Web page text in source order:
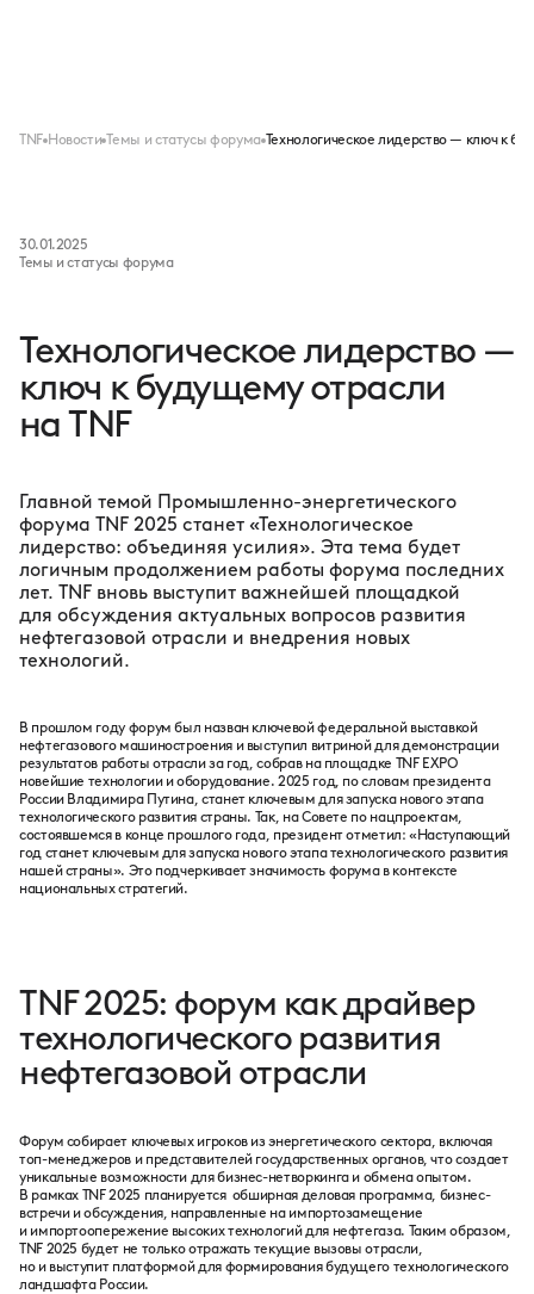
TNF Новости Темы и статусы форума Технологическое лидерство — ключ к
30.01.2025
Темы и статусы форума
Технологическое лидерство —
ключ к будущему отрасли
на TNF
Главной темой Промышленно-энергетического
форума TNF 2025 станет «Технологическое
лидерство: объединяя усилия». Эта тема будет
логичным продолжением работы форума последних
лет. TNF вновь выступит важнейшей площадкой
для обсуждения актуальных вопросов развития
нефтегазовой отрасли и внедрения новых
технологий.
В прошлом году форум был назван ключевой федеральной выставкой
нефтегазового машиностроения и выступил витриной для демонстрации
результатов работы отрасли за год, собрав на площадке TNF EXPO
новейшие технологии и оборудование. 2025 год, по словам президента
России Владимира Путина, станет ключевым для запуска нового этапа
технологического развития страны. Так, на Совете по нацпроектам,
состоявшемся в конце прошлого года, президент отметил: «Наступающий
год станет ключевым для запуска нового этапа технологического развития
нашей страны». Это подчеркивает значимость форума в контексте
национальных стратегий.
TNF 2025: форум как драйвер
технологического развития
нефтегазовой отрасли
Форум собирает ключевых игроков из энергетического сектора, включая
топ-менеджеров и представителей государственных органов, что создает
уникальные возможности для бизнес-нетворкинга и обмена опытом.
В рамках TNF 2025 планируется обширная деловая программа, бизнес-
встречи и обсуждения, направленные на импортозамещение
и импортоопережение высоких технологий для нефтегаза. Таким образом,
TNF 2025 будет не только отражать текущие вызовы отрасли,
но и выступит платформой для формирования будущего технологического
ландшафта России.